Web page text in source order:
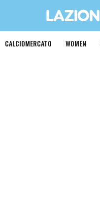
CALCIOMERCATO WOMEN